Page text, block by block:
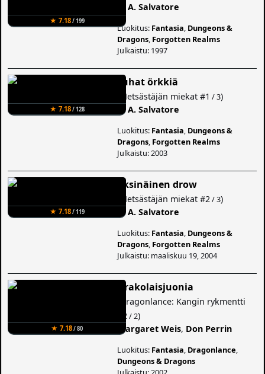
★ 7.18/ 199
R. A. Salvatore
Luokitus: Fantasia Dungeons &
Dragons Forgotten Realms
Julkaistu: 1997
★ 7.18/ 128
Tuhat örkkiä
Metsästäjän miekat #1 / 3)
R. A. Salvatore
Luokitus: Fantasia Dungeons &
Dragons Forgotten Realms
Julkaistu: 2003
★ 7.18/ 119
Yksinäinen drow
Metsästäjän miekat #2 / 3)
R. A. Salvatore
Luokitus: Fantasia Dungeons &
Dragons Forgotten Realms
Julkaistu: maaliskuu 19, 2004
★ 7.18/ 80
Drakolaisjuonia
Dragonlance: Kangin rykmentti
#2 / 2)
Margaret Weis, Don Perrin
Luokitus: Fantasia Dragonlance
Dungeons & Dragons